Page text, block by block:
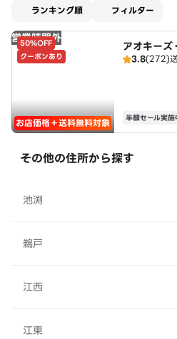
ランキング順 フィルター
営業時間外
50%OFF
クーポンあり
お店価格＋送料無料対象
アオキー
3.8(272)
半額セール実施
その他の住所から探す
池渕
鵜戸
江西
江東